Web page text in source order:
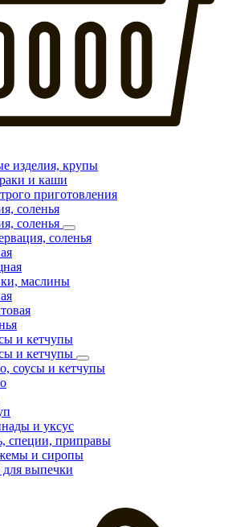
изделия, крупы
и каши
приготовления
соленья
соленья
соленья
маслины
и кетчупы
и кетчупы
соусы и кетчупы
и уксус
специи, приправы
и сиропы
выпечки